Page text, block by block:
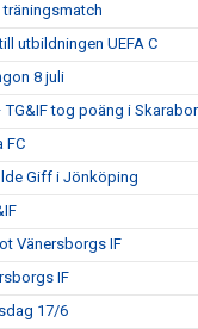
träningsmatch
utbildningen UEFA C
8 juli
TG&IF tog poäng i
FC
Giff i Jönköping
Vänersborgs IF
IF
17/6